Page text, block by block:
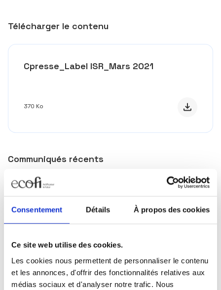
Consentement Détails À propos des cookies
Ce site web utilise des cookies.
Les cookies nous permettent de personnaliser le contenu
et les annonces, d'offrir des fonctionnalités relatives aux
médias sociaux et d'analyser notre trafic. Nous
Télécharger le contenu
Cpresse_Label ISR_Mars 2021
370 Ko Télécharger
Communiqués récents
Publié le 13/04/2026
Ecofi nomme Alice de Charmoy, Directrice de
Publié le 10/03/2026
Ecofi, Goodvest et Team for the Planet
lancent le fonds « Team for The Planet –